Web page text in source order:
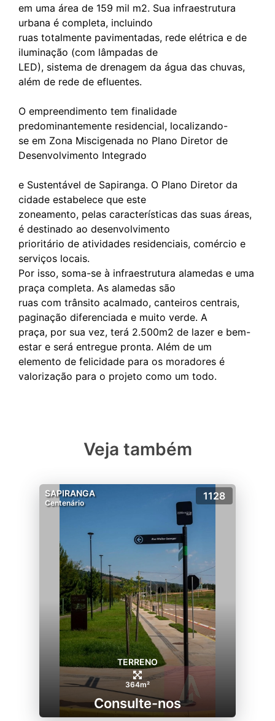
em uma área de 159 mil m2. Sua infraestrutura
urbana é completa, incluindo
ruas totalmente pavimentadas, rede elétrica e de
iluminação (com lâmpadas de
LED), sistema de drenagem da água das chuvas,
além de rede de efluentes.
O empreendimento tem finalidade
predominantemente residencial, localizando-
se em Zona Miscigenada no Plano Diretor de
Desenvolvimento Integrado
e Sustentável de Sapiranga. O Plano Diretor da
cidade estabelece que este
zoneamento, pelas características das suas áreas,
é destinado ao desenvolvimento
prioritário de atividades residenciais, comércio e
serviços locais.
Por isso, soma-se à infraestrutura alamedas e uma
praça completa. As alamedas são
ruas com trânsito acalmado, canteiros centrais,
paginação diferenciada e muito verde. A
praça, por sua vez, terá 2.500m2 de lazer e bem-
estar e será entregue pronta. Além de um
elemento de felicidade para os moradores é
Veja também
SAPIRANGA
Centenário
1128
TERRENO
364m²
Consulte-nos